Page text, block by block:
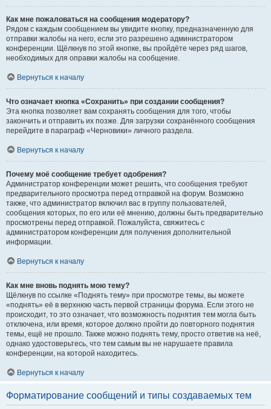
Как мне пожаловаться на сообщения модератору?
Рядом с каждым сообщением вы увидите кнопку, предназначенную для
отправки жалобы на него, если это разрешено администратором
конференции. Щёлкнув по этой кнопке, вы пройдёте через ряд шагов,
необходимых для оправки жалобы на сообщение.
Вернуться к началу
Что означает кнопка «Сохранить» при создании сообщения?
Эта кнопка позволяет вам сохранять сообщения для того, чтобы
закончить и отправить их позже. Для загрузки сохранённого сообщения
перейдите в параграф «Черновики» личного раздела.
Вернуться к началу
Почему моё сообщение требует одобрения?
Администратор конференции может решить, что сообщения требуют
предварительного просмотра перед отправкой на форум. Возможно
также, что администратор включил вас в группу пользователей,
сообщения которых, по его или её мнению, должны быть предварительно
просмотрены перед отправкой. Пожалуйста, свяжитесь с
администратором конференции для получения дополнительной
информации.
Вернуться к началу
Как мне вновь поднять мою тему?
Щёлкнув по ссылке «Поднять тему» при просмотре темы, вы можете
«поднять» её в верхнюю часть первой страницы форума. Если этого не
происходит, то это означает, что возможность поднятия тем могла быть
отключена, или время, которое должно пройти до повторного поднятия
темы, ещё не прошло. Также можно поднять тему, просто ответив на неё,
однако удостоверьтесь, что тем самым вы не нарушаете правила
конференции, на которой находитесь.
Вернуться к началу
Форматирование сообщений и типы создаваемых тем